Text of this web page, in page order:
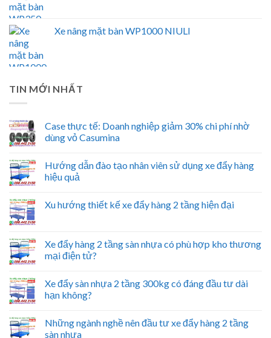
Xe nâng mặt bàn WP1000 NIULI
TIN MỚI NHẤT
Case thực tế: Doanh nghiệp giảm 30% chi phí nhờ
dùng vỏ Casumina
Hướng dẫn đào tạo nhân viên sử dụng xe đẩy hàng
hiệu quả
Xu hướng thiết kế xe đẩy hàng 2 tầng hiện đại
Xe đẩy hàng 2 tầng sàn nhựa có phù hợp kho thương
mại điện tử?
Xe đẩy sàn nhựa 2 tầng 300kg có đáng đầu tư dài
hạn không?
Những ngành nghề nên đầu tư xe đẩy hàng 2 tầng
sàn nhựa